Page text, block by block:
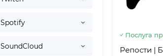
Spotify
SoundCloud
Послуга
Репости |